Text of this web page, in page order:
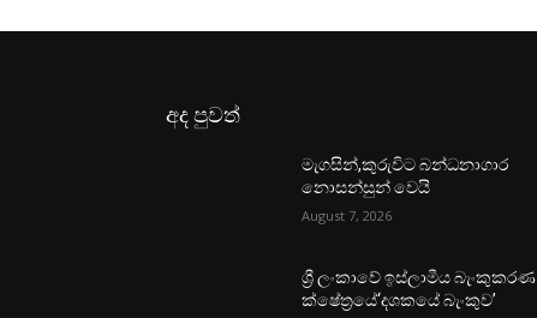
අද පුවත්
මැගසින්,කුරුවිට බන්ධනාගාර
නොසන්සුන් වෙයි
August 7, 2026
ශ්‍රී ලංකාවේ ඉස්ලාමීය බැංකුකරණ
ක්ෂේත්‍රයේ‘දශකයේ බැංකුව’